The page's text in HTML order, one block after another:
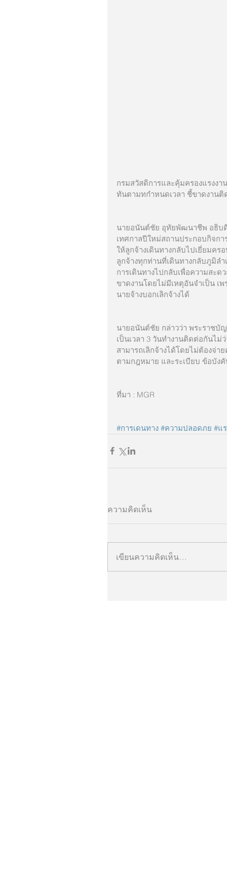
กรมสวัสดิการและคุ้มครองแรงง
ทันตามทกำหนดเวลา ชี้ขาดงานติ
นายอนันต์ชัย อุทัยพัฒนาชีพ อธิบดี
เทศกาลปีใหม่สถานประกอบกิจกา
ให้ลูกจ้างเดินทางกลับไปเยี่ยมค
ลูกจ้างทุกท่านที่เดินทางกลับภูมิลำ
การเดินทางไปกลับเพื่อความสะ
ขาดงานโดยไม่มีเหตุอันจำเป็น เ
นายจ้างบอกเลิกจ้างได้
นายอนันต์ชัย กล่าวว่า พระราชบั
เป็นเวลา 3 วันทำงานติดต่อกันไ
สามารถเลิกจ้างได้โดยไม่ต้องจ่า
ตามกฎหมาย และระเบียบ ข้อบังคั
ที่มา : MGR
#การเดนทาง #ความปลอดภย #แ
ความคิดเห็น
เขียนความคิดเห็น…